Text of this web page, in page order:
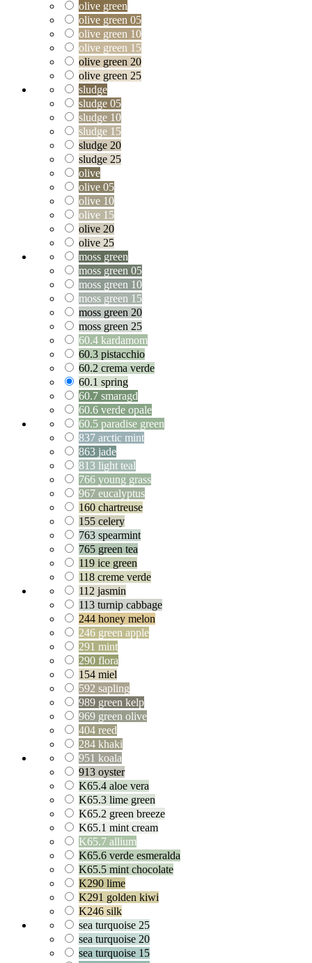
olive green
olive green 05
olive green 10
olive green 15
olive green 20
olive green 25
sludge
sludge 05
sludge 10
sludge 15
sludge 20
sludge 25
olive
olive 05
olive 10
olive 15
olive 20
olive 25
moss green
moss green 05
moss green 10
moss green 15
moss green 20
moss green 25
60.4 kardamom
60.3 pistacchio
60.2 crema verde
60.1 spring
60.7 smaragd
60.6 verde opale
60.5 paradise green
837 arctic mint
863 jade
813 light teal
766 young grass
967 eucalyptus
160 chartreuse
155 celery
763 spearmint
765 green tea
119 ice green
118 creme verde
112 jasmin
113 turnip cabbage
244 honey melon
246 green apple
291 mint
290 flora
154 miel
592 sapling
989 green kelp
969 green olive
404 reed
284 khaki
951 koala
913 oyster
K65.4 aloe vera
K65.3 lime green
K65.2 green breeze
K65.1 mint cream
K65.7 allium
K65.6 verde esmeralda
K65.5 mint chocolate
K290 lime
K291 golden kiwi
K246 silk
sea turquoise 25
sea turquoise 20
sea turquoise 15